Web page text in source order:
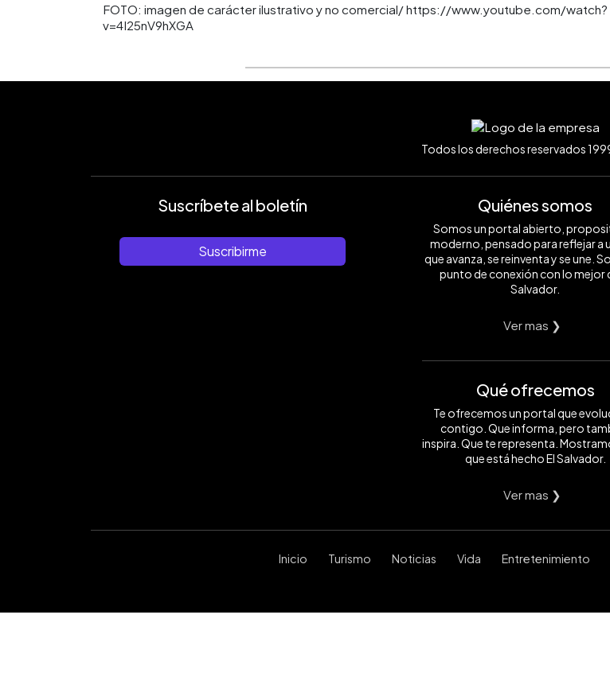
FOTO: imagen de carácter ilustrativo y no comercial/ https://www.youtube.com/watch?
v=4I25nV9hXGA
Todos los derechos reservados
Suscríbete al boletín
Suscribirme
Quiénes somos
Somos un portal abierto,
moderno, pensado para reflejar a
que avanza, se reinventa y se une.
punto de conexión con lo mejor
Salvador.
Ver mas ❯
Qué ofrecemos
Te ofrecemos un portal que
contigo. Que informa, pero
inspira. Que te representa.
que está hecho El Salvador.
Ver mas ❯
Inicio Turismo Noticias Vida Entretenimiento